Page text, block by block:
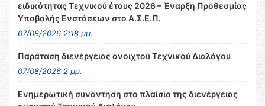
ειδικότητας Τεχνικού έτους 2026 – Έναρξη Προθεσμίας
Υποβολής Ενστάσεων στο Α.Σ.Ε.Π.
07/08/2026 2:18 μμ.
Παράταση διενέργειας ανοιχτού Τεχνικού Διαλόγου
07/08/2026 2 μμ.
Ενημερωτική συνάντηση στο πλαίσιο της διενέργειας